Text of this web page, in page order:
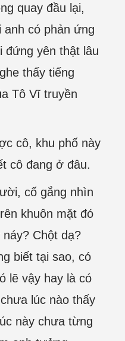
quay đầu lại,
anh có phản ứng
đứng yên thật lâu
thấy tiếng
Tô Vĩ truyền
cô, khu phố này
cô đang ở đâu.
cố gắng nhìn
khuôn mặt đó
Chột dạ?
biết tại sao, có
lẽ vậy hay là có
lúc nào thấy
này chưa từng